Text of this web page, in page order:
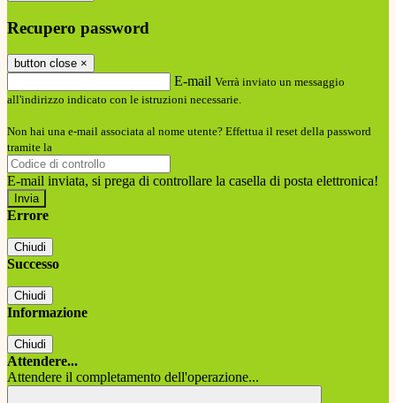
Recupero password
button close ×
E-mail Verrà inviato un messaggio
all'indirizzo indicato con le istruzioni necessarie.
Non hai una e-mail associata al nome utente? Effettua il reset della password
tramite la
E-mail inviata, si prega di controllare la casella di posta elettronica!
Errore
Chiudi
Successo
Chiudi
Informazione
Chiudi
Attendere...
Attendere il completamento dell'operazione...